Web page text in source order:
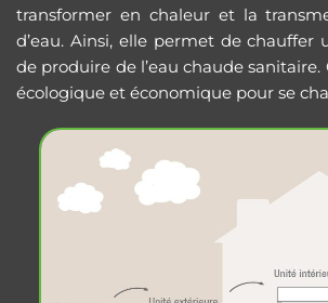
transformer en chaleur et la
d’eau. Ainsi, elle permet de chauffer
de produire de l’eau chaude sanitaire.
écologique et économique pour se